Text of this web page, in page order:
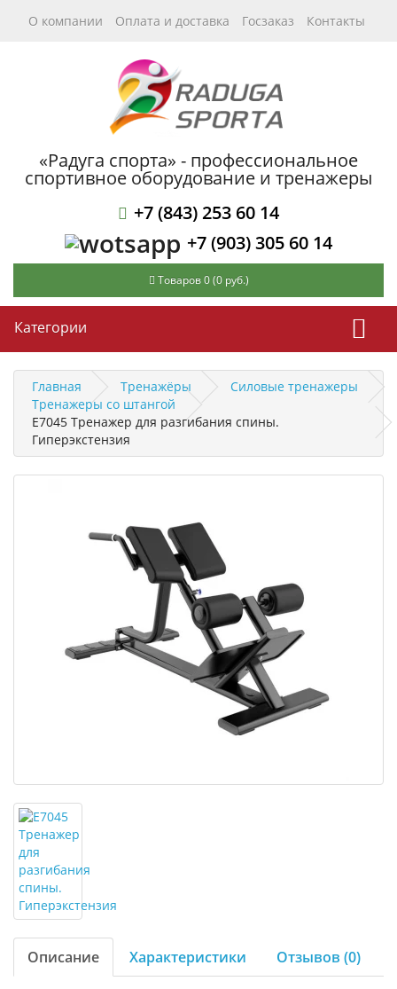
О компании Оплата и доставка Госзаказ Контакты
«Радуга спорта» - профессиональное
спортивное оборудование и тренажеры
+7 (843) 253 60 14
+7 (903) 305 60 14
Товаров 0 (0 руб.)
Категории
Главная Тренажёры
Силовые тренажеры
Тренажеры со штангой
E7045 Тренажер для разгибания спины.
Гиперэкстензия
Описание Характеристики Отзывов (0)